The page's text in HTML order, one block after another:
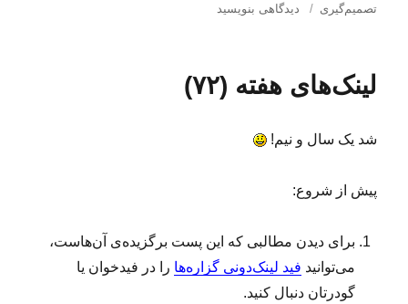
ر
ش
د
س
ا
تصمیم‌گیری
چ
خ
ی
ص
ی
م‌
دیدگاهی بنویسید
لینک‌های هفته (۷۲)
شد یک سال و نیم!
پیش از شروع:
برای دیدن مطالبی که این پست برگزیده‌ی آن‌هاست،
می‌توانید فید لینک‌دونی گزاره‌ها را در فیدخوان یا
گودرتان دنبال کنید.